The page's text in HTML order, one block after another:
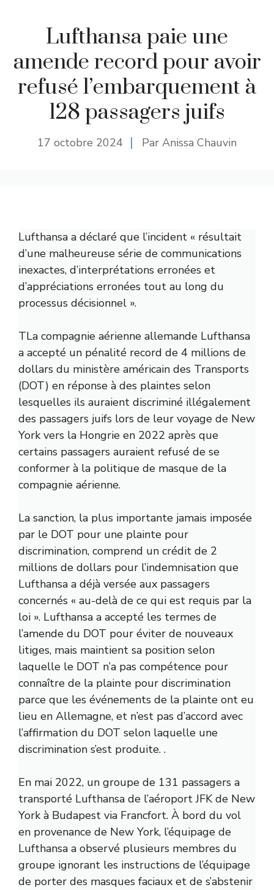
Lufthansa paie une
amende record pour avoir
refusé l’embarquement à
128 passagers juifs
17 octobre 2024 Par Anissa Chauvin
Lufthansa a déclaré que l’incident « résultait
d’une malheureuse série de communications
inexactes, d’interprétations erronées et
d’appréciations erronées tout au long du
processus décisionnel ».
TLa compagnie aérienne allemande Lufthansa
a accepté un pénalité record de 4 millions de
dollars du ministère américain des Transports
(DOT) en réponse à des plaintes selon
lesquelles ils auraient discriminé illégalement
des passagers juifs lors de leur voyage de New
York vers la Hongrie en 2022 après que
certains passagers auraient refusé de se
conformer à la politique de masque de la
compagnie aérienne.
La sanction, la plus importante jamais imposée
par le DOT pour une plainte pour
discrimination, comprend un crédit de 2
millions de dollars pour l’indemnisation que
Lufthansa a déjà versée aux passagers
concernés « au-delà de ce qui est requis par la
loi ». Lufthansa a accepté les termes de
l’amende du DOT pour éviter de nouveaux
litiges, mais maintient sa position selon
laquelle le DOT n’a pas compétence pour
connaître de la plainte pour discrimination
parce que les événements de la plainte ont eu
lieu en Allemagne, et n’est pas d’accord avec
l’affirmation du DOT selon laquelle une
discrimination s’est produite. .
En mai 2022, un groupe de 131 passagers a
transporté Lufthansa de l’aéroport JFK de New
York à Budapest via Francfort. À bord du vol
en provenance de New York, l’équipage de
Lufthansa a observé plusieurs membres du
groupe ignorant les instructions de l’équipage
de porter des masques faciaux et de s’abstenir